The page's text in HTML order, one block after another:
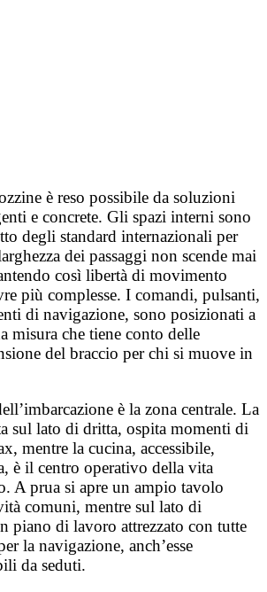
è reso possibile da soluzioni
e concrete. Gli spazi interni sono
degli standard internazionali per
dei passaggi non scende mai
così libertà di movimento
più complesse. I comandi, pulsanti,
di navigazione, sono posizionati a
misura che tiene conto delle
del braccio per chi si muove in
è la zona centrale. La
sul lato di dritta, ospita momenti di
mentre la cucina, accessibile,
è il centro operativo della vita
A prua si apre un ampio tavolo
comuni, mentre sul lato di
piano di lavoro attrezzato con tutte
la navigazione, anch’esse
da seduti.